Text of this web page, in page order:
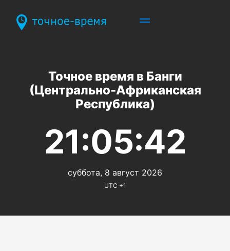
Точное время в Банги
(Центрально-Африканская
Республика)
21:05:42
суббота, 8 август 2026
UTC +1